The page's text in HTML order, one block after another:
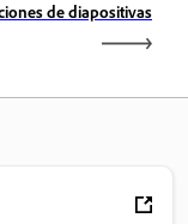
de diapositivas